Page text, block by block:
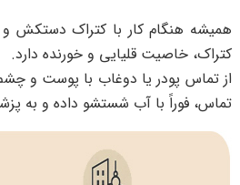
همیشه هنگام کار با کتراک دستکش
کتراک، خاصیت قلیایی و خورنده دارد.
از تماس پودر یا دوغاب با پوست و
تماس، فوراً با آب شستشو داده و به